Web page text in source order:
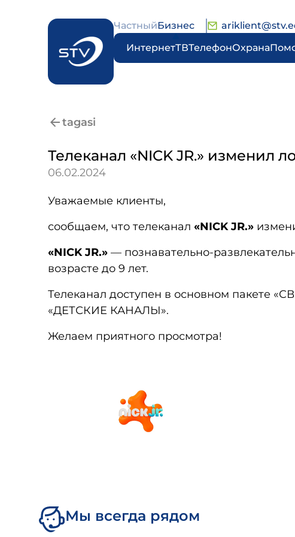
ЧастныйБизнес
ИнтернетТВТелефонОхрана
tagasi
Телеканал «NICK JR.» изменил
06.02.2024
Уважаемые клиенты,
сообщаем, что телеканал «NICK JR.»
«NICK JR.» — познавательно-
возрасте до 9 лет.
Телеканал доступен в основном пакете
«ДЕТСКИЕ КАНАЛЫ».
Желаем приятного просмотра!
Мы всегда рядом